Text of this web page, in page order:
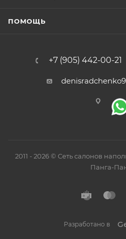
ПОМОЩЬ
+7 (905) 442-00-21
2011 - 2026 © Сеть салонов
Панга-
Разработано в